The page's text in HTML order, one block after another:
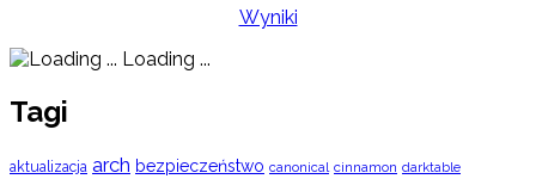
Wyniki
Loading ...
Tagi
aktualizacja arch bezpieczeństwo canonical cinnamon darktable